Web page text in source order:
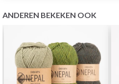
ANDEREN BEKEKEN OOK